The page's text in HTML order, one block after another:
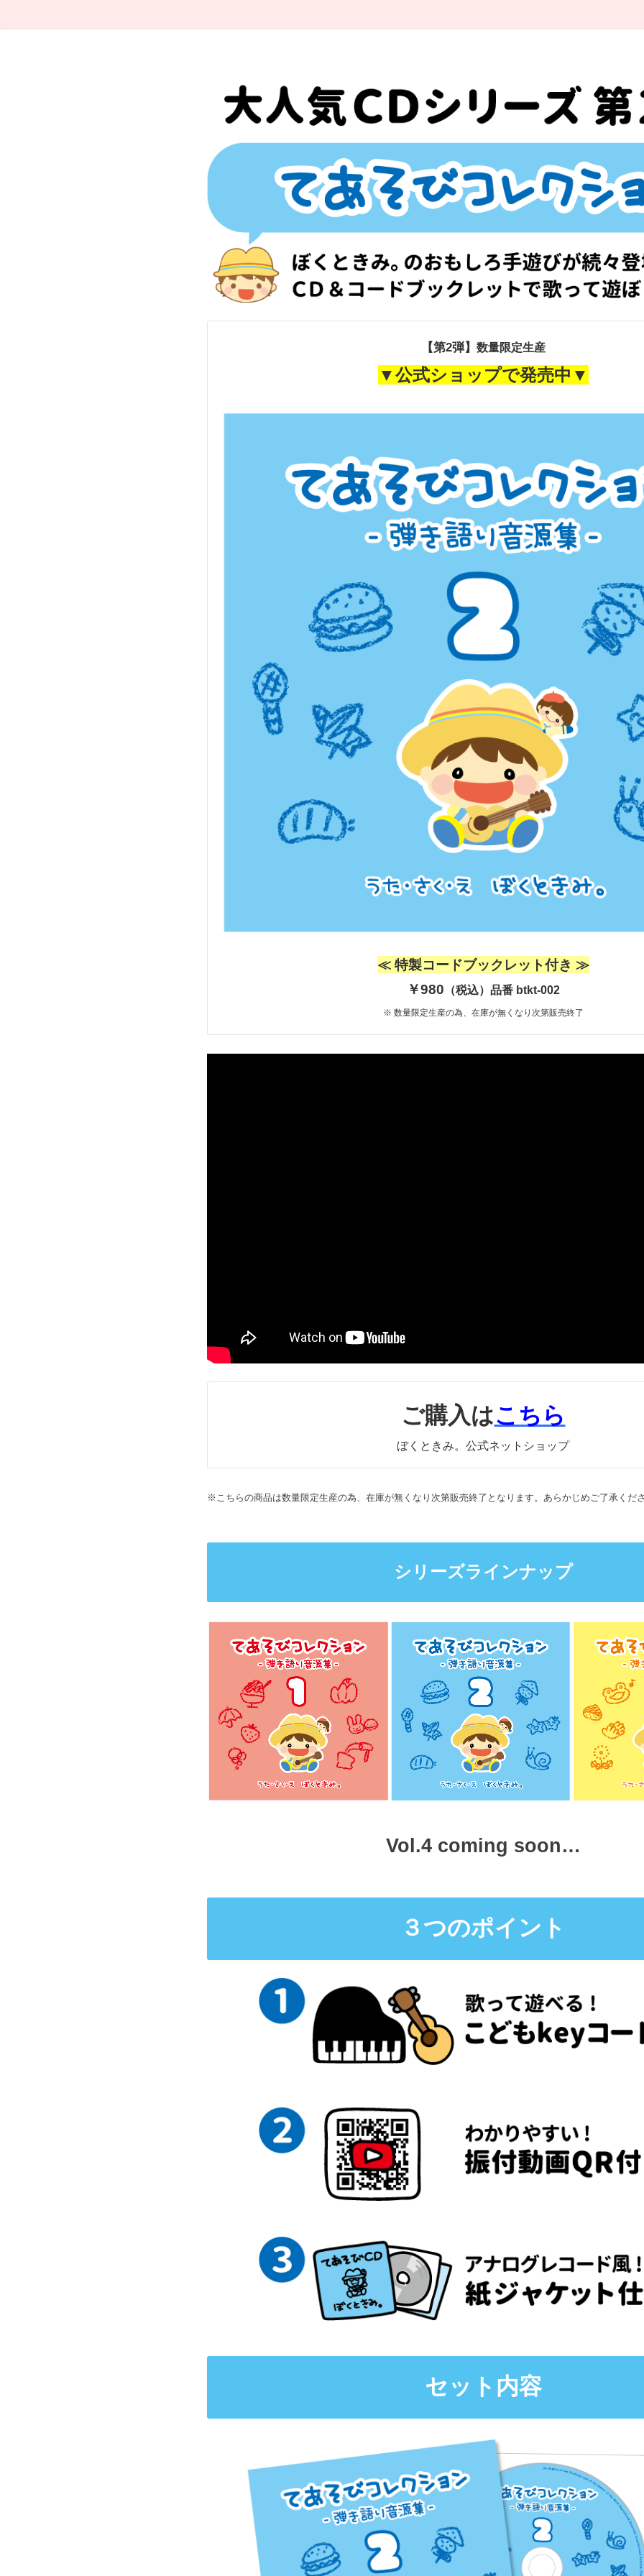
【第2弾】 数量限定生産
▼公式ショップで発売中 ▼
≪ 特製コードブックレット付き ≫
￥980 （税込）品番 btkt-002
※ 数量限定生産の為、在庫が無くなり次第販売終了
ご購入はこちら
ぼくときみ。公式ネットショップ
※こちらの商品は数量限定生産の為、在庫が無くなり次第販売終了となります。あらかじめご了承くだ
シリーズラインナップ
Vol.4 coming soon…
３つのポイント
セット内容